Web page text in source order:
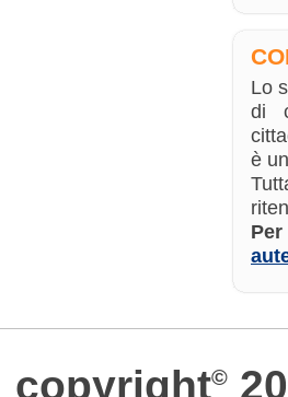
Lo
di
è
copyright©